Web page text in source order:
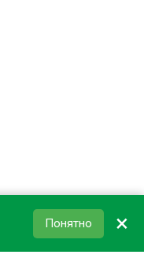
Понятно ×